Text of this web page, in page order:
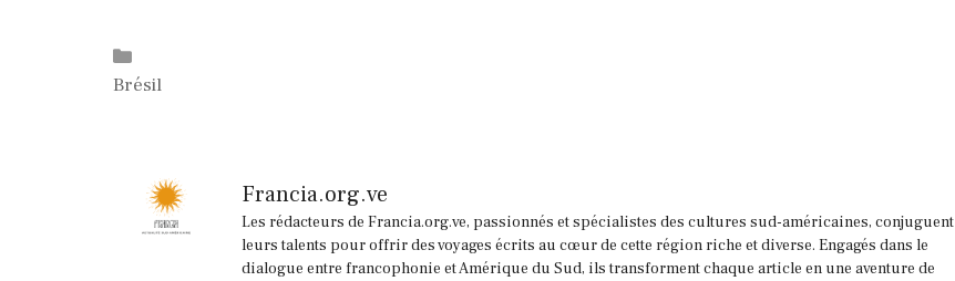
Brésil
Francia.org.ve
Les rédacteurs de Francia.org.ve, passionnés et spécialistes des cultures sud-américaines, conjuguent
leurs talents pour offrir des voyages écrits au cœur de cette région riche et diverse. Engagés dans le
dialogue entre francophonie et Amérique du Sud, ils transforment chaque article en une aventure de